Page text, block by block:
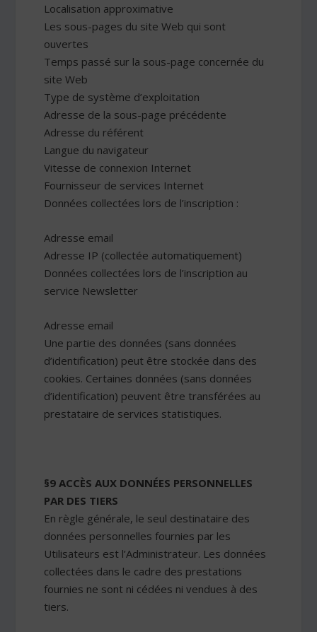
Localisation approximative
Les sous-pages du site Web qui sont
ouvertes
Temps passé sur la sous-page concernée du
site Web
Type de système d’exploitation
Adresse de la sous-page précédente
Adresse du référent
Langue du navigateur
Vitesse de connexion Internet
Fournisseur de services Internet
Données collectées lors de l’inscription :
Adresse email
Adresse IP (collectée automatiquement)
Données collectées lors de l’inscription au
service Newsletter
Adresse email
Une partie des données (sans données
d’identification) peut être stockée dans des
cookies. Certaines données (sans données
d’identification) peuvent être transférées au
prestataire de services statistiques.
§9 ACCÈS AUX DONNÉES PERSONNELLES
PAR DES TIERS
En règle générale, le seul destinataire des
données personnelles fournies par les
Utilisateurs est l’Administrateur. Les données
collectées dans le cadre des prestations
fournies ne sont ni cédées ni vendues à des
tiers.